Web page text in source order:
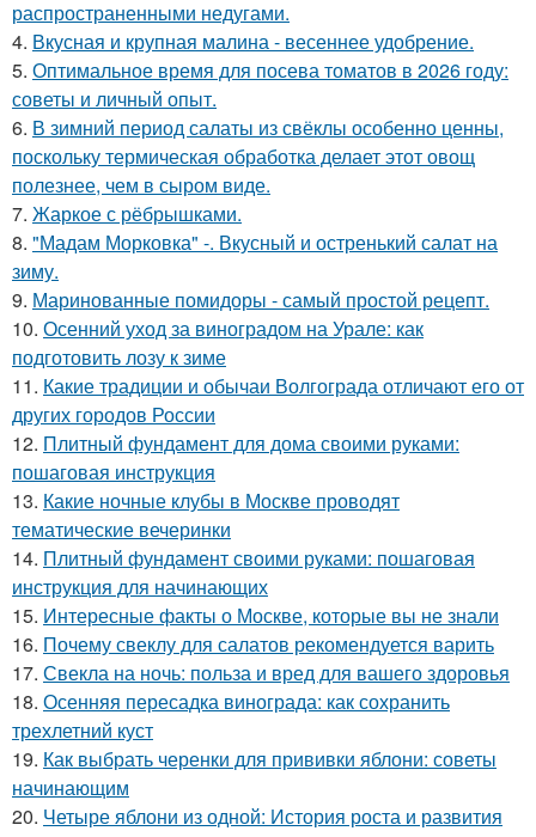
распространенными недугами.
4. Вкусная и крупная малина - весеннее удобрение.
5. Оптимальное время для посева томатов в 2026 году:
советы и личный опыт.
6. В зимний период салаты из свёклы особенно ценны,
поскольку термическая обработка делает этот овощ
полезнее, чем в сыром виде.
7. Жаркое с рёбрышками.
8. "Мадам Морковка" -. Вкусный и остренький салат на
зиму.
9. Маринованные помидоры - самый простой рецепт.
10. Осенний уход за виноградом на Урале: как
подготовить лозу к зиме
11. Какие традиции и обычаи Волгограда отличают его от
других городов России
12. Плитный фундамент для дома своими руками:
пошаговая инструкция
13. Какие ночные клубы в Москве проводят
тематические вечеринки
14. Плитный фундамент своими руками: пошаговая
инструкция для начинающих
15. Интересные факты о Москве, которые вы не знали
16. Почему свеклу для салатов рекомендуется варить
17. Свекла на ночь: польза и вред для вашего здоровья
18. Осенняя пересадка винограда: как сохранить
трехлетний куст
19. Как выбрать черенки для прививки яблони: советы
начинающим
20. Четыре яблони из одной: История роста и развития